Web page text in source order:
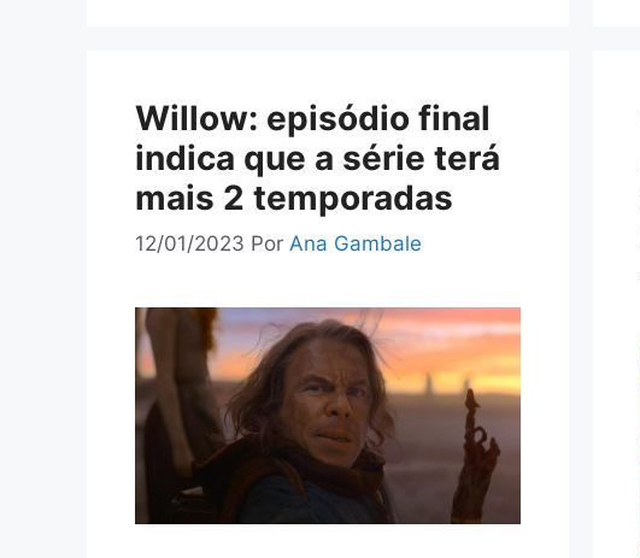
Willow: episódio final
indica que a série terá
mais 2 temporadas
12/01/2023 Por Ana Gambale